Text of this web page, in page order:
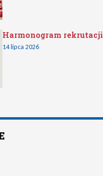
Harmonogram rekrutacji
14 lipca 2026